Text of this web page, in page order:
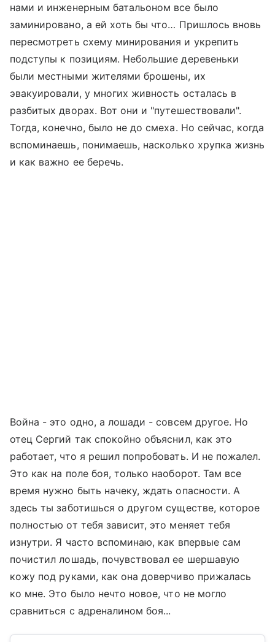
нами и инженерным батальоном все было
заминировано, а ей хоть бы что… Пришлось вновь
пересмотреть схему минирования и укрепить
подступы к позициям. Небольшие деревеньки
были местными жителями брошены, их
эвакуировали, у многих живность осталась в
разбитых дворах. Вот они и "путешествовали".
Тогда, конечно, было не до смеха. Но сейчас, когда
вспоминаешь, понимаешь, насколько хрупка жизнь
и как важно ее беречь.
Война - это одно, а лошади - совсем другое. Но
отец Сергий так спокойно объяснил, как это
работает, что я решил попробовать. И не пожалел.
Это как на поле боя, только наоборот. Там все
время нужно быть начеку, ждать опасности. А
здесь ты заботишься о другом существе, которое
полностью от тебя зависит, это меняет тебя
изнутри. Я часто вспоминаю, как впервые сам
почистил лошадь, почувствовал ее шершавую
кожу под руками, как она доверчиво прижалась
ко мне. Это было нечто новое, что не могло
сравниться с адреналином боя...